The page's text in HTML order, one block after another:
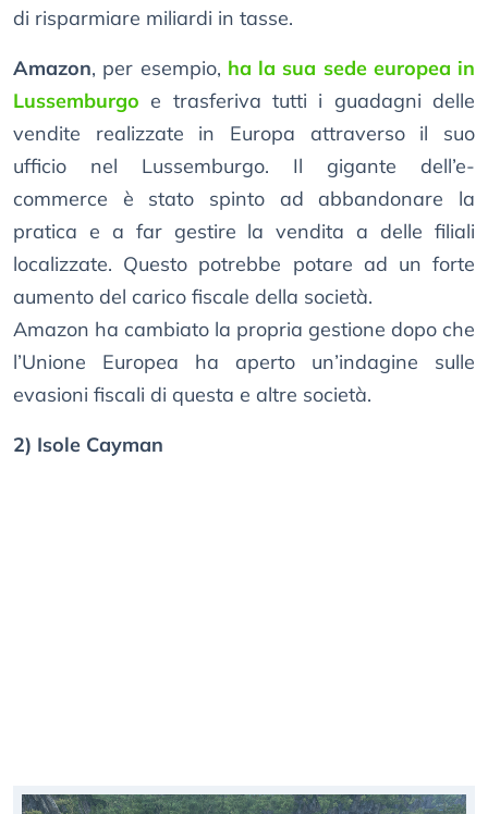
di risparmiare miliardi in tasse.
Amazon, per esempio, ha la sua sede europea in
Lussemburgo e trasferiva tutti i guadagni delle
vendite realizzate in Europa attraverso il suo
ufficio nel Lussemburgo. Il gigante dell’e-
commerce è stato spinto ad abbandonare la
pratica e a far gestire la vendita a delle filiali
localizzate. Questo potrebbe potare ad un forte
aumento del carico fiscale della società.
Amazon ha cambiato la propria gestione dopo che
l’Unione Europea ha aperto un’indagine sulle
evasioni fiscali di questa e altre società.
2) Isole Cayman